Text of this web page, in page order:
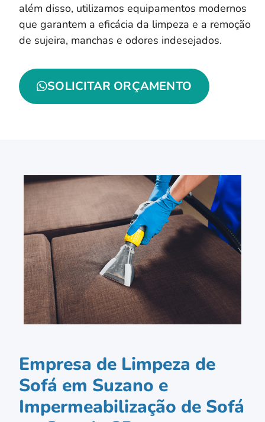
além disso, utilizamos equipamentos modernos
que garantem a eficácia da limpeza e a remoção
de sujeira, manchas e odores indesejados.
SOLICITAR ORÇAMENTO
Empresa de Limpeza de
Sofá em Suzano e
Impermeabilização de Sofá